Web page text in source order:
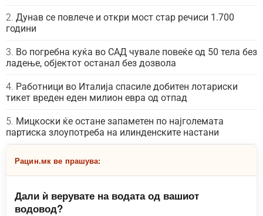
Дунав се повлече и откри мост стар речиси 1.700
години
Во погребна куќа во САД чувале повеќе од 50 тела без
ладење, објектот останал без дозвола
Работници во Италија спасиле добитен лотариски
тикет вреден еден милион евра од отпад
Мицкоски ќе остане запаметен по најголемата
партиска злоупотреба на илинденските настани
Рацин.мк ве прашува:
Дали ѝ верувате на водата од вашиот
водовод?